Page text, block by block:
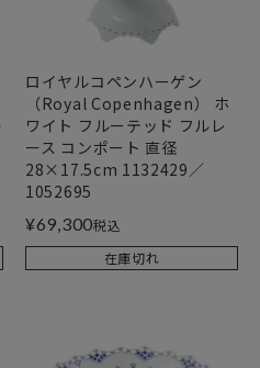
ロイヤルコペンハーゲン
（Royal Copenhagen） ホ
ワイト フルーテッド フルレ
ース コンポート 直径
28×17.5cm 1132429／
1052695
¥69,300税込
在庫切れ